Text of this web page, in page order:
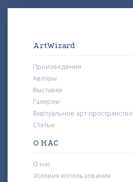
ArtWizard
Произведения
Авторы
Выставки
Галереи
Виртуальное арт-пространство
Статьи
О НАС
О нас
Условия использования